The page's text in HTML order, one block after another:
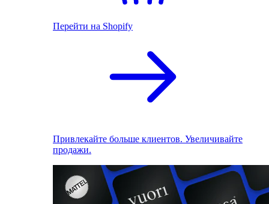
Перейти на Shopify
Привлекайте больше клиентов. Увеличивайте
продажи.